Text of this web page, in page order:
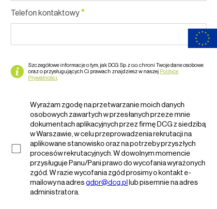
Telefon kontaktowy *
Szczegółowe informacje o tym, jak DCG Sp. z o.o. chroni Twoje dane osobowe
oraz o przysługujących Ci prawach znajdziesz w naszej Polityce
Prywatności
Wyrażam zgodę na przetwarzanie moich danych
osobowych zawartych w przesłanych przeze mnie
dokumentach aplikacyjnych przez firmę DCG z siedzibą
w Warszawie, w celu przeprowadzenia rekrutacji na
aplikowane stanowisko oraz na potrzeby przyszłych
procesów rekrutacyjnych. W dowolnym momencie
przysługuje Panu/Pani prawo do wycofania wyrażonych
zgód. W razie wycofania zgód prosimy o kontakt e-
mailowy na adresgdpr@dcg.pl lub pisemnie na adres
administratora.